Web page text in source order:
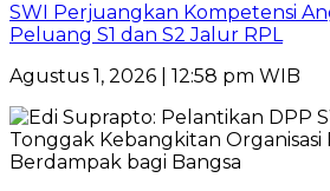
SWI Perjuangkan Kompetensi
Peluang S1 dan S2 Jalur RPL
Agustus 1, 2026 | 12:58 pm WIB